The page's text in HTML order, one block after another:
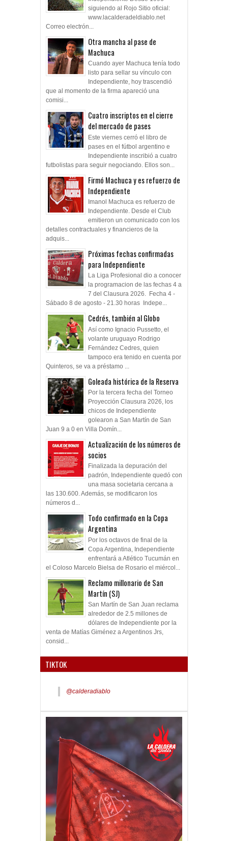
siguiendo al Rojo Sitio oficial:
www.lacalderadeldiablo.net
Correo electrón...
Otra mancha al pase de
Machuca
Cuando ayer Machuca tenía todo
listo para sellar su vínculo con
Independiente, hoy trascendió
que al momento de la firma apareció una
comisi...
Cuatro inscriptos en el cierre
del mercado de pases
Este viernes cerró el libro de
pases en el fútbol argentino e
Independiente inscribió a cuatro
futbolistas para seguir negociando. Ellos son...
Firmó Machuca y es refuerzo de
Independiente
Imanol Machuca es refuerzo de
Independiente. Desde el Club
emitieron un comunicado con los
detalles contractuales y financieros de la
adquis...
Próximas fechas confirmadas
para Independiente
La Liga Profesional dio a conocer
la programacion de las fechas 4 a
7 del Clausura 2026. Fecha 4 -
Sábado 8 de agosto - 21.30 horas Indepe...
Cedrés, también al Globo
Así como Ignacio Pussetto, el
volante uruguayo Rodrigo
Fernández Cedres, quien
tampoco era tenido en cuenta por
Quinteros, se va a préstamo ...
Goleada histórica de la Reserva
Por la tercera fecha del Torneo
Proyección Clausura 2026, los
chicos de Independiente
golearon a San Martín de San
Juan 9 a 0 en Villa Domín...
Actualización de los números de
socios
Finalizada la depuración del
padrón, Independiente quedó con
una masa societaria cercana a
las 130.600. Además, se modificaron los
números d...
Todo confirmado en la Copa
Argentina
Por los octavos de final de la
Copa Argentina, Independiente
enfrentará a Atlético Tucumán en
el Coloso Marcelo Bielsa de Rosario el miércol...
Reclamo millonario de San
Martín (SJ)
San Martín de San Juan reclama
alrededor de 2.5 millones de
dólares de Independiente por la
venta de Matías Giménez a Argentinos Jrs,
consid...
TIKTOK
@calderadiablo